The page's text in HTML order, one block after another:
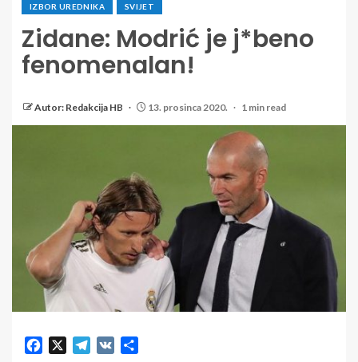
IZBOR UREDNIKA SVIJET
Zidane: Modrić je j*beno
fenomenalan!
Autor: Redakcija HB 13. prosinca 2020. 1 min read
Facebook Telegram
VK